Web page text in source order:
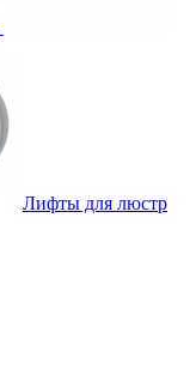
Лифты для люстр